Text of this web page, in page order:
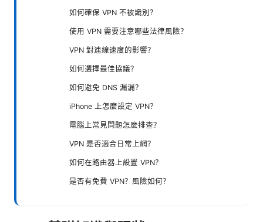
如何確保 VPN 不被識別？
使用 VPN 需要注意哪些法律風險？
VPN 對連線速度的影響？
如何選擇最佳協議？
如何避免 DNS 漏漏？
iPhone 上怎麼設定 VPN？
電腦上常見問題怎麼排查？
VPN 是否適合日常上網？
如何在路由器上設置 VPN？
是否有免費 VPN？風險如何？